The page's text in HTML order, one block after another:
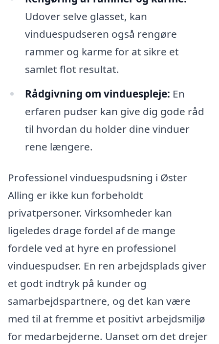
Udover selve glasset, kan
vinduespudseren også rengøre
rammer og karme for at sikre et
samlet flot resultat.
Rådgivning om vinduespleje: En
erfaren pudser kan give dig gode råd
til hvordan du holder dine vinduer
rene længere.
Professionel vinduespudsning i Øster
Alling er ikke kun forbeholdt
privatpersoner. Virksomheder kan
ligeledes drage fordel af de mange
fordele ved at hyre en professionel
vinduespudser. En ren arbejdsplads giver
et godt indtryk på kunder og
samarbejdspartnere, og det kan være
med til at fremme et positivt arbejdsmiljø
for medarbejderne. Uanset om det drejer